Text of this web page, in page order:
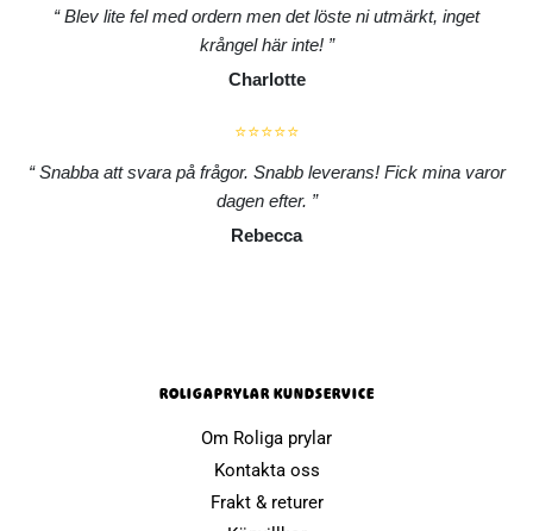
Blev lite fel med ordern men det löste ni utmärkt, inget
krångel här inte!
Charlotte
⭐⭐⭐⭐⭐
Snabba att svara på frågor. Snabb leverans! Fick mina varor
dagen efter.
Rebecca
ROLIGAPRYLAR KUNDSERVICE
Om Roliga prylar
Kontakta oss
Frakt & returer